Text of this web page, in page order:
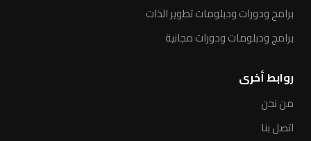
برامح ودورات ودبلومات تطوير الذات
برامج ودبلومات ودورات مجانية
روابط أخرى
من نحن
اتصل بنا